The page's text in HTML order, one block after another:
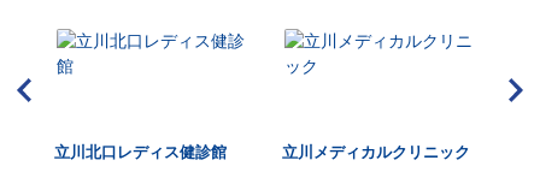
立川北口レディス健診館 立川メディカルクリニック